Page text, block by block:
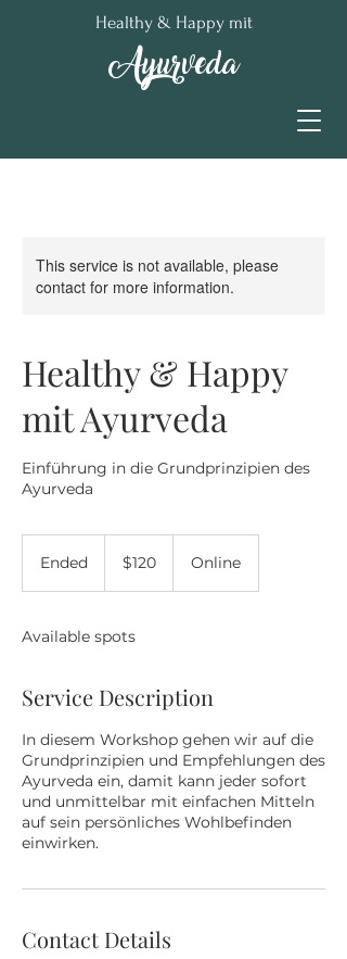
Healthy & Happy mit
Ayurveda
This service is not available, please
contact for more information.
Healthy & Happy
mit Ayurveda
Einführung in die Grundprinzipien des
Ayurveda
Ended
d
dollars$120 Online
Available spots
Service Description
In diesem Workshop gehen wir auf die
Grundprinzipien und Empfehlungen des
Ayurveda ein, damit kann jeder sofort
und unmittelbar mit einfachen Mitteln
auf sein persönliches Wohlbefinden
einwirken.
Contact Details